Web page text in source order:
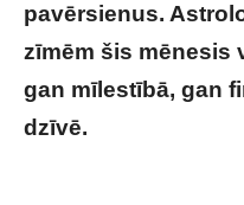
pavērsienus.
zīmēm šis mēnesis
gan mīlestībā, gan
dzīvē.